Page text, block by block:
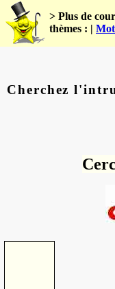
> Plus de
thèmes : |
Cherchez